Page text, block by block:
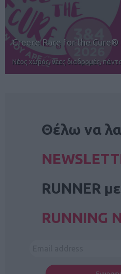
12ος TUI Rhodes
Αγώνες για όλους στην Ρόδο
Θέλω να
RUNNER
RUNNING